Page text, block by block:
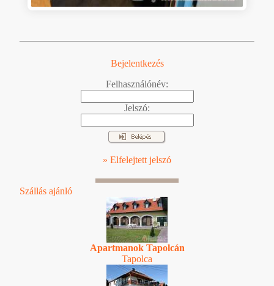
Bejelentkezés
Felhasználónév:
Jelszó:
» Elfelejtett jelszó
Szállás ajánló
Apartmanok Tapolcán
Tapolca